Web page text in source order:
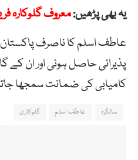
یہ بھی پڑھیں:معروف گلوکارہ
عاطف اسلم کا ناصرف
پذیرائی حاصل ہوئی اور ان کے
کامیابی کی ضمانت سمجھا
سالگرہ عاطف اسلم گلوکاری